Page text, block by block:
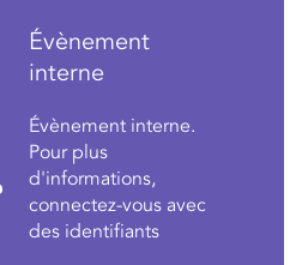
Évènement
interne
Évènement interne.
Pour plus
d'informations,
connectez-vous avec
des identifiants